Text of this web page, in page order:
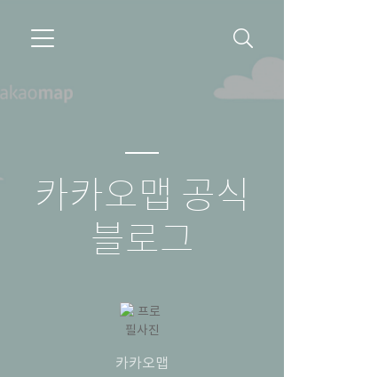
카카오맵 공식
블로그
카카오맵